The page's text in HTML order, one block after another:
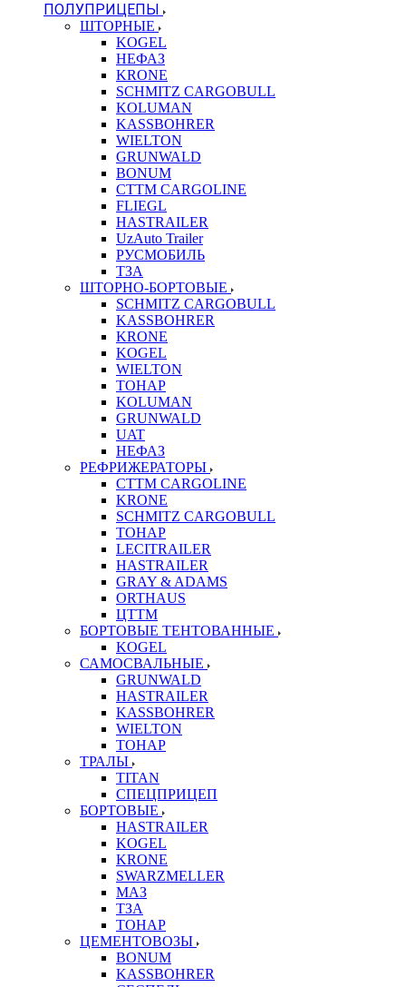
ПОЛУПРИЦЕПЫ
ШТОРНЫЕ
KOGEL
НЕФАЗ
KRONE
SCHMITZ CARGOBULL
KOLUMAN
KASSBOHRER
WIELTON
GRUNWALD
BONUM
CTTM CARGOLINE
FLIEGL
HASTRAILER
UzAuto Trailer
РУСМОБИЛЬ
ТЗА
ШТОРНО-БОРТОВЫЕ
SCHMITZ CARGOBULL
KASSBOHRER
KRONE
KOGEL
WIELTON
ТОНАР
KOLUMAN
GRUNWALD
UAT
НЕФАЗ
РЕФРИЖЕРАТОРЫ
CTTM CARGOLINE
KRONE
SCHMITZ CARGOBULL
ТОНАР
LECITRAILER
HASTRAILER
GRAY & ADAMS
ORTHAUS
ЦТТМ
БОРТОВЫЕ ТЕНТОВАННЫЕ
KOGEL
САМОСВАЛЬНЫЕ
GRUNWALD
HASTRAILER
KASSBOHRER
WIELTON
ТОНАР
ТРАЛЫ
TITAN
СПЕЦПРИЦЕП
БОРТОВЫЕ
HASTRAILER
KOGEL
KRONE
SWARZMELLER
МАЗ
ТЗА
ТОНАР
ЦЕМЕНТОВОЗЫ
BONUM
KASSBOHRER